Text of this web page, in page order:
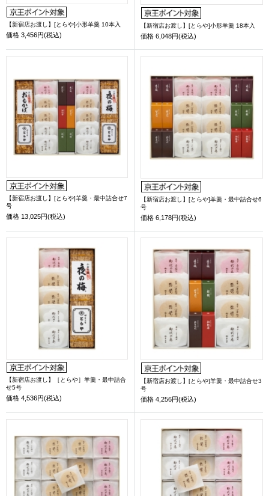
【新宿店お渡し】[とらや]小形羊羹 10本入
価格 3,456円(税込)
【新宿店お渡し】[とらや]小形羊羹 18本入
価格 6,048円(税込)
【新宿店お渡し】[とらや]羊羹・最中詰合せ7
号
価格 13,025円(税込)
【新宿店お渡し】[とらや]羊羹・最中詰合せ6
号
価格 6,178円(税込)
【新宿店お渡し】［とらや］羊羹・最中詰合
せ5号
価格 4,536円(税込)
【新宿店お渡し】[とらや]羊羹・最中詰合せ3
号
価格 4,256円(税込)